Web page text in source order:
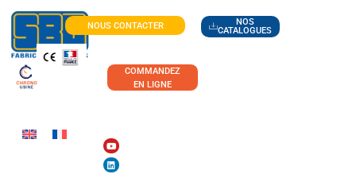
NOUS CONTACTER
NOS
CATALOGUES
COMMANDEZ
EN LIGNE